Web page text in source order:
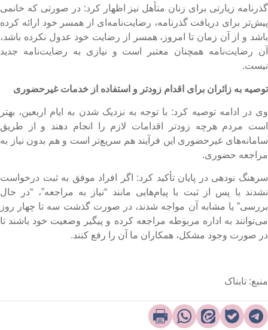
زیارتی برای زنان متأهل نیز اظهار کرد: در صورتی که خانمی
برای دریافت گذرنامه، رضایت‌نامه‌ای از همسر خود ارائه کرده
و از آن زمان تا امروز، همسر از رضایت خود عدول نکرده باشد،
رضایت‌نامه همچنان معتبر است و نیازی به رضایت‌نامه جدید
به زائران برای اقدام زودتر و استفاده از خدمات غیرحضوری
در ادامه توصیه کرد: با توجه به نزدیک شدن به ایام اربعین، بهتر
مردم هرچه زودتر اقدامات لازم را انجام دهند و از طریق
غیرحضوری این فرآیند هم سریع‌تر است و هم بدون نیاز به
حضوری.
نودهی در پایان تأکید کرد: اگر افراد موفق به ثبت درخواست
یا پس از ثبت با پیام‌هایی مانند “نیاز به مراجعه”، “در حال
یا مشابه آن مواجه شدند، در صورت گذشت سه تا چهار روز
به اداره مربوطه مراجعه کرده و پیگیر وضعیت خود باشند تا
صورت وجود مشکل، همکاران ما آن را رفع کنند.
تابناک